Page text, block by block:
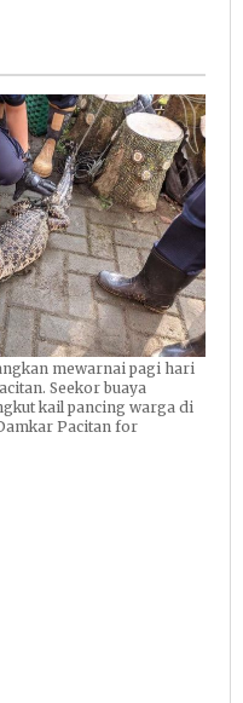
mewarnai pagi hari
Seekor buaya
kail pancing warga di
Pacitan for